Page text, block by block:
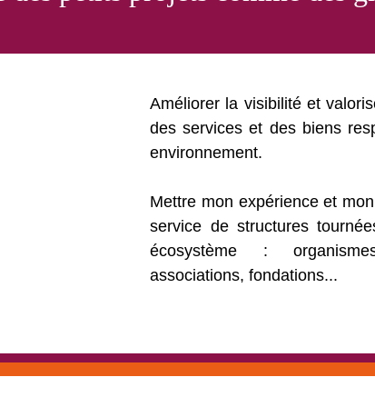
Améliorer la visibilité et
des services et des biens
environnement.
Mettre mon expérience et
service de structures
écosystème :
associations, fondations...